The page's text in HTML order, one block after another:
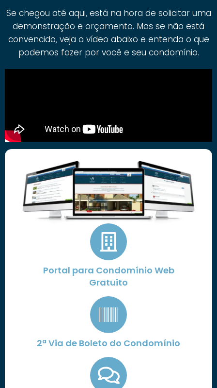
Se chegou até aqui, está na hora de solicitar uma
demonstração e orçamento. Mas se não está
convencido, veja o vídeo abaixo e entenda o que
podemos fazer por você e seu condomínio.
Portal para Condomínio Web
Gratuito
2ª Via de Boleto do Condomínio